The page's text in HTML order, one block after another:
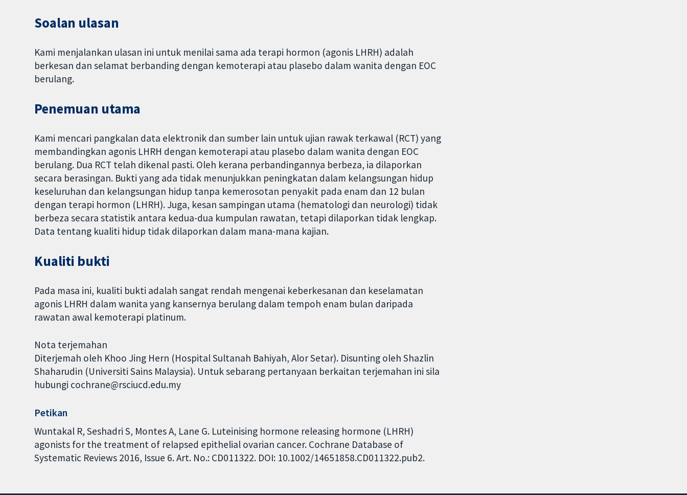
Soalan ulasan
Kami menjalankan ulasan ini untuk menilai sama ada terapi hormon (agonis LHRH) adalah
berkesan dan selamat berbanding dengan kemoterapi atau plasebo dalam wanita dengan EOC
berulang.
Penemuan utama
Kami mencari pangkalan data elektronik dan sumber lain untuk ujian rawak terkawal (RCT) yang
membandingkan agonis LHRH dengan kemoterapi atau plasebo dalam wanita dengan EOC
berulang. Dua RCT telah dikenal pasti. Oleh kerana perbandingannya berbeza, ia dilaporkan
secara berasingan. Bukti yang ada tidak menunjukkan peningkatan dalam kelangsungan hidup
keseluruhan dan kelangsungan hidup tanpa kemerosotan penyakit pada enam dan 12 bulan
dengan terapi hormon (LHRH). Juga, kesan sampingan utama (hematologi dan neurologi) tidak
berbeza secara statistik antara kedua-dua kumpulan rawatan, tetapi dilaporkan tidak lengkap.
Data tentang kualiti hidup tidak dilaporkan dalam mana-mana kajian.
Kualiti bukti
Pada masa ini, kualiti bukti adalah sangat rendah mengenai keberkesanan dan keselamatan
agonis LHRH dalam wanita yang kansernya berulang dalam tempoh enam bulan daripada
rawatan awal kemoterapi platinum.
Nota terjemahan
Diterjemah oleh Khoo Jing Hern (Hospital Sultanah Bahiyah, Alor Setar). Disunting oleh Shazlin
Shaharudin (Universiti Sains Malaysia). Untuk sebarang pertanyaan berkaitan terjemahan ini sila
hubungi cochrane@rsciucd.edu.my
Petikan
Wuntakal R, Seshadri S, Montes A, Lane G. Luteinising hormone releasing hormone (LHRH)
agonists for the treatment of relapsed epithelial ovarian cancer. Cochrane Database of
Systematic Reviews 2016, Issue 6. Art. No.: CD011322. DOI: 10.1002/14651858.CD011322.pub2.